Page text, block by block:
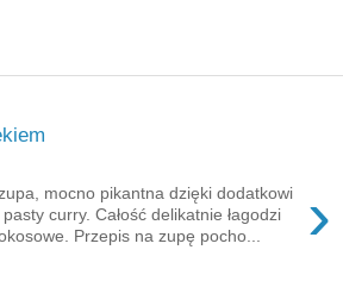
›
mocno pikantna dzięki dodatkowi
curry. Całość delikatnie łagodzi
Przepis na zupę pocho...